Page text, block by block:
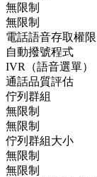
無限制
無限制
電話語音存取權限
自動撥號程式
IVR（語音選單）
通話品質評估
佇列群組
無限制
無限制
佇列群組大小
無限制
無限制